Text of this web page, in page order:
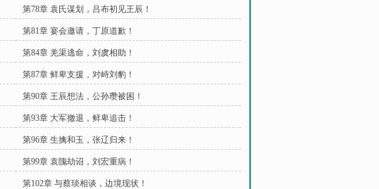
第78章 袁氏谋划，吕布初见王辰！
第81章 宴会邀请，丁原道歉！
第84章 羌渠逃命，刘虞相助！
第87章 鲜卑支援，对峙刘豹！
第90章 王辰想法，公孙瓒被困！
第93章 大军撤退，鲜卑追击！
第96章 生擒和玉，张辽归来！
第99章 袁隗劫诏，刘宏重病！
第102章 与蔡琰相谈，边境现状！